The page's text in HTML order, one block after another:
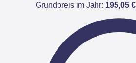
Grundpreis im Jahr: 195,05 €